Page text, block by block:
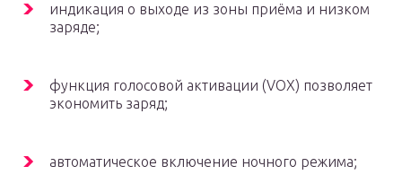
индикация о выходе из зоны приёма и низком
заряде;
функция голосовой активации (VOX) позволяет
экономить заряд;
автоматическое включение ночного режима;